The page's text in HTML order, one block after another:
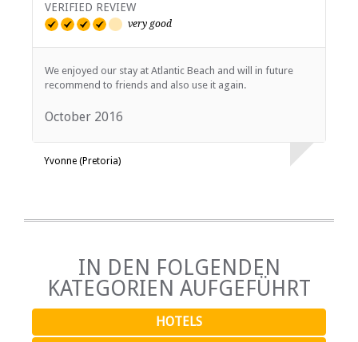
VERIFIED REVIEW
very good
We enjoyed our stay at Atlantic Beach and will in future
recommend to friends and also use it again.
October 2016
Yvonne (Pretoria)
IN DEN FOLGENDEN
KATEGORIEN AUFGEFÜHRT
HOTELS